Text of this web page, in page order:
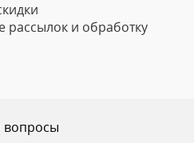
рассылок и обработку
вопросы